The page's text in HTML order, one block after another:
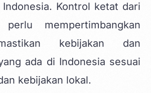
Kontrol ketat dari
mempertimbangkan
kebijakan dan
ada di Indonesia sesuai
kebijakan lokal.